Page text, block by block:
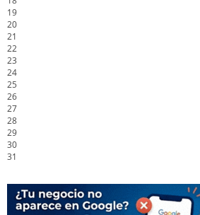
19
20
21
22
23
24
25
26
27
28
29
30
31